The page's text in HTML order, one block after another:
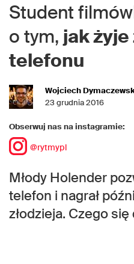
Student
o tym, jak żyje
telefonu
Wojciech
23 grudnia 2016
Obserwuj nas na instagramie:
@rytmypl
Młody Holender
telefon i nagrał
złodzieja. Czego się